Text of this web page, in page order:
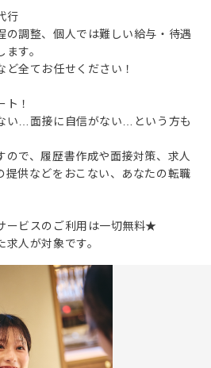
行
の調整、個人では難しい給与・待遇
す。
全てお任せください！
！
い…面接に自信がない…という方も
ので、履歴書作成や面接対策、求人
提供などをおこない、あなたの転職
ービスのご利用は一切無料★
人が対象です。